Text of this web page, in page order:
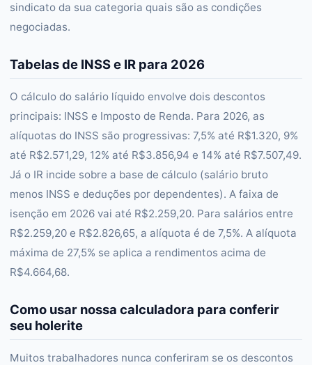
sindicato da sua categoria quais são as condições
negociadas.
Tabelas de INSS e IR para 2026
O cálculo do salário líquido envolve dois descontos
principais: INSS e Imposto de Renda. Para 2026, as
alíquotas do INSS são progressivas: 7,5% até R$1.320, 9%
até R$2.571,29, 12% até R$3.856,94 e 14% até R$7.507,49.
Já o IR incide sobre a base de cálculo (salário bruto
menos INSS e deduções por dependentes). A faixa de
isenção em 2026 vai até R$2.259,20. Para salários entre
R$2.259,20 e R$2.826,65, a alíquota é de 7,5%. A alíquota
máxima de 27,5% se aplica a rendimentos acima de
R$4.664,68.
Como usar nossa calculadora para conferir
seu holerite
Muitos trabalhadores nunca conferiram se os descontos